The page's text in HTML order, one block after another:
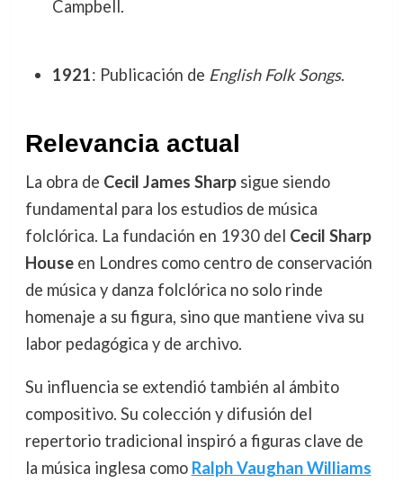
Campbell.
1921: Publicación de English Folk Songs.
Relevancia actual
La obra de Cecil James Sharpsigue siendo
fundamental para los estudios de música
folclórica. La fundación en 1930 del Cecil Sharp
Houseen Londres como centro de conservación
de música y danza folclórica no solo rinde
homenaje a su figura, sino que mantiene viva su
labor pedagógica y de archivo.
Su influencia se extendió también al ámbito
compositivo. Su colección y difusión del
repertorio tradicional inspiró a figuras clave de
la música inglesa como Ralph Vaughan Williams